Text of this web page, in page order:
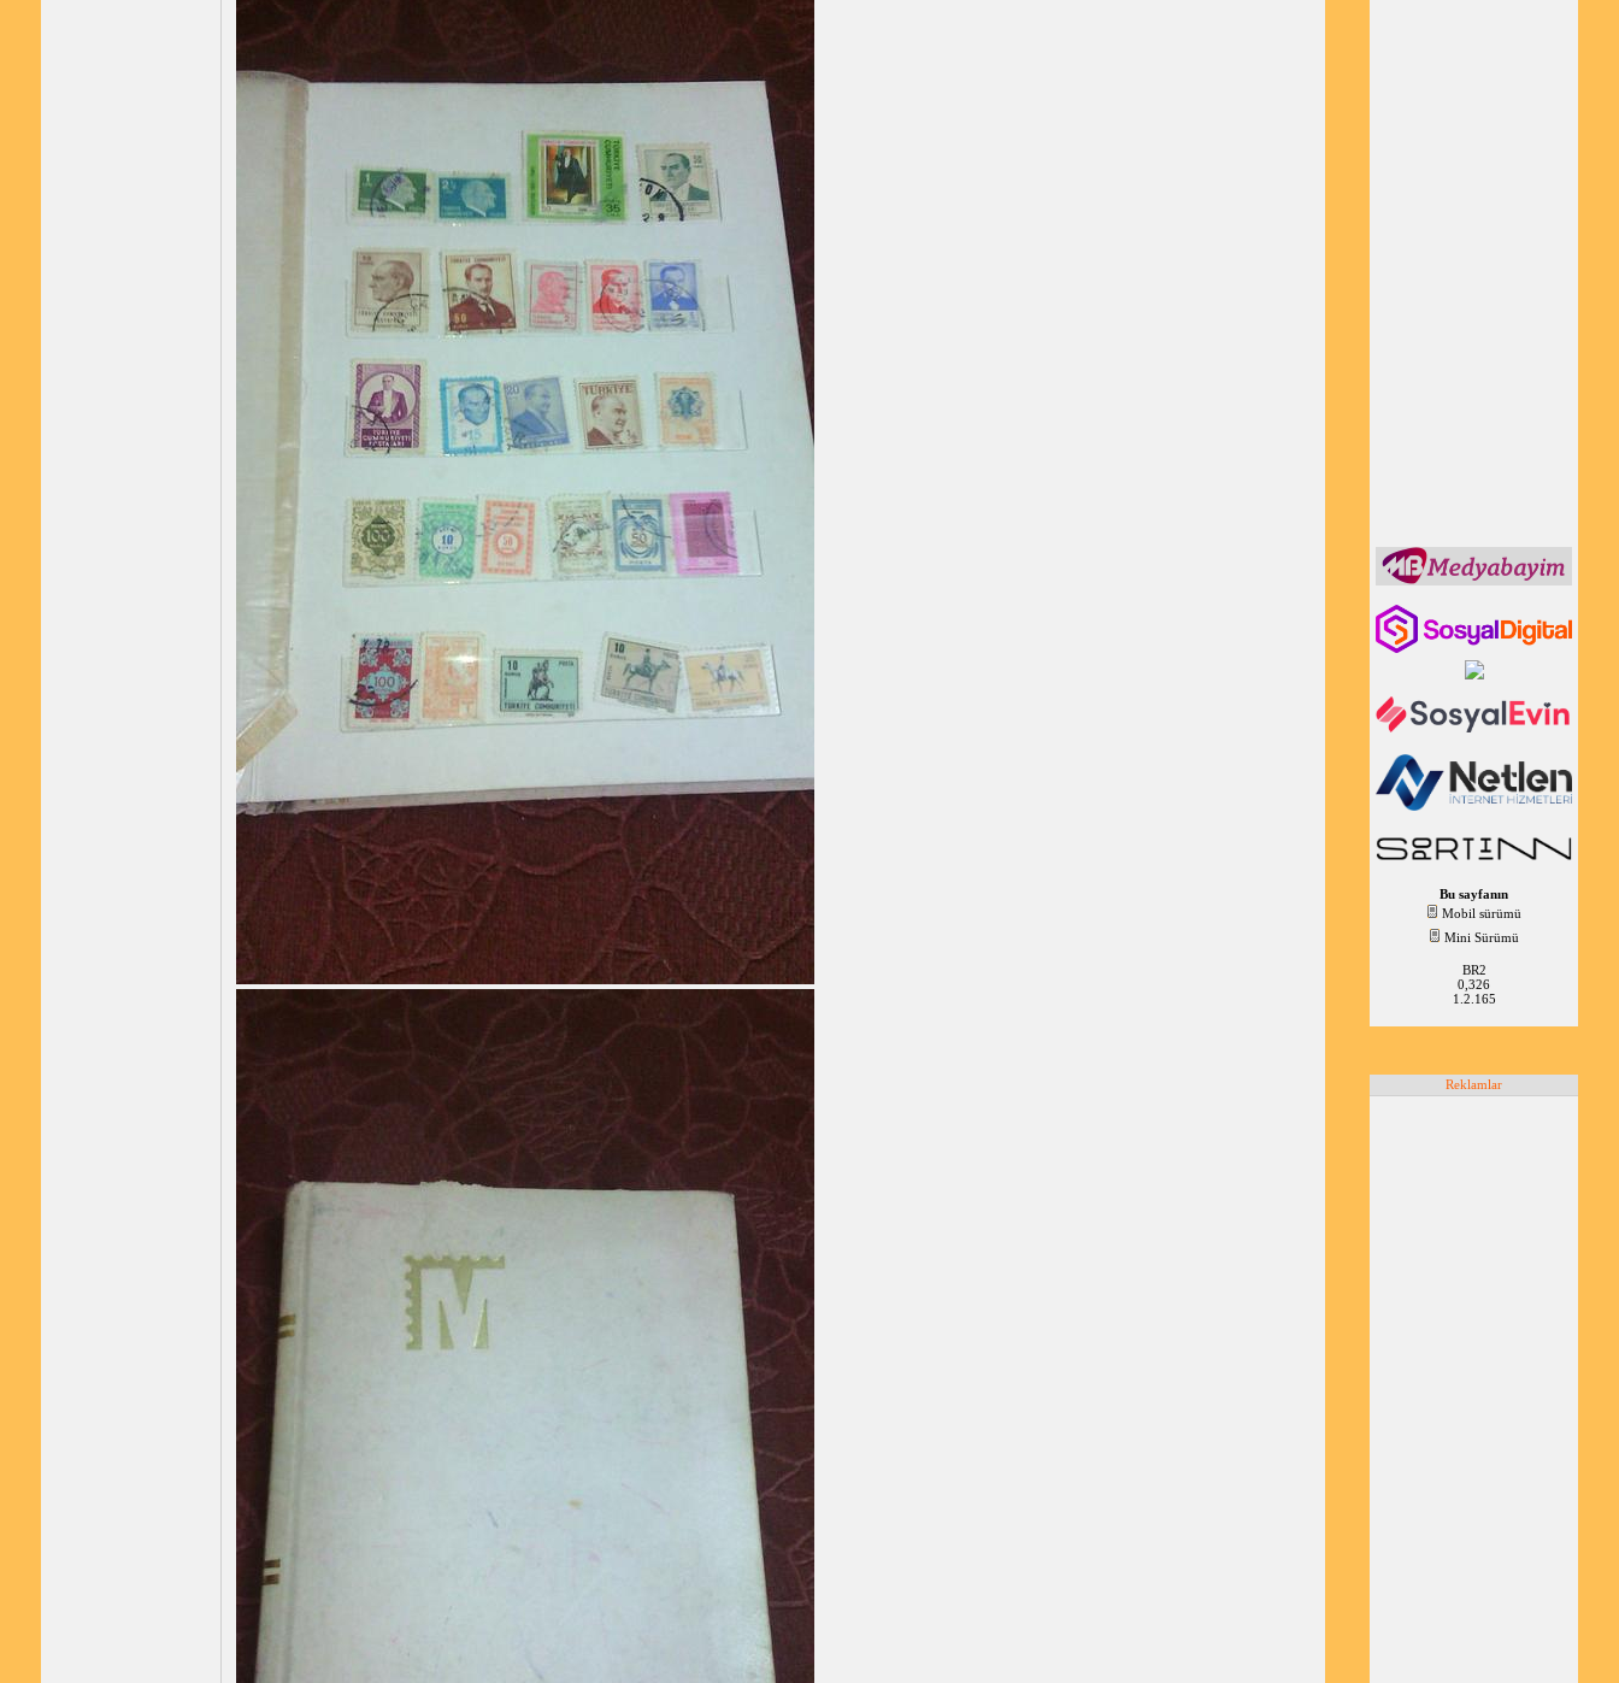
Bu sayfanın
Mobil sürümü
Mini Sürümü
BR2
0,326
1.2.165
Reklamlar